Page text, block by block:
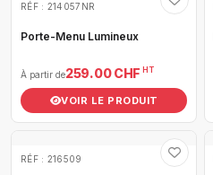
RÉF : 214057NR
Porte-Menu Lumineux
À partir de259.00 CHF HT
VOIR LE PRODUIT
RÉF : 216509